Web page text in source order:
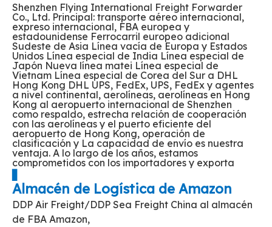
Shenzhen Flying International Freight Forwarder
Co., Ltd. Principal: transporte aéreo internacional,
expreso internacional, FBA europea y
estadounidense Ferrocarril europeo adicional
Sudeste de Asia Línea vacía de Europa y Estados
Unidos Línea especial de India Línea especial de
Japón Nueva línea matei Línea especial de
Vietnam Línea especial de Corea del Sur a DHL
Hong Kong DHL UPS, FedEx, UPS, FedEx y agentes
a nivel continental, aerolíneas, aerolíneas en Hong
Kong al aeropuerto internacional de Shenzhen
como respaldo, estrecha relación de cooperación
con las aerolíneas y el puerto eficiente del
aeropuerto de Hong Kong, operación de
clasificación y La capacidad de envío es nuestra
ventaja. A lo largo de los años, estamos
comprometidos con los importadores y exporta
Almacén de Logística de Amazon
DDP Air Freight/DDP Sea Freight China al almacén
de FBA Amazon,